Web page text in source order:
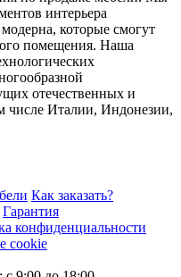
интерьера
которые смогут
помещения. Наша
отечественных и
числе Италии, Индонезии,
Как заказать?
Гарантия
конфиденциальности
cookie